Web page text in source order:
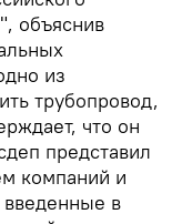
объяснив
из
трубопровод,
что он
представил
компаний и
в